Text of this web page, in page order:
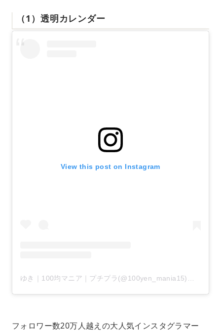
（1）透明カレンダー
View this post on Instagram
ゆき｜100均マニア｜プチプラ(@100yen_mania15)がシェアした投稿
フォロワー数20万人越えの大人気インスタグラマー